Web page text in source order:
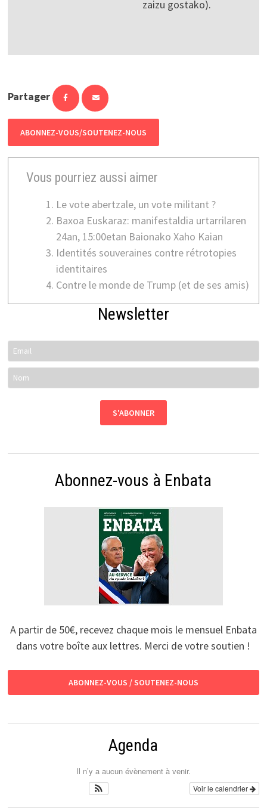
zaizu gostako).
Partager
ABONNEZ-VOUS/SOUTENEZ-NOUS
Vous pourriez aussi aimer
Le vote abertzale, un vote militant ?
Baxoa Euskaraz: manifestaldia urtarrilaren
24an, 15:00etan Baionako Xaho Kaian
Identités souveraines contre rétrotopies
identitaires
Contre le monde de Trump (et de ses amis)
Newsletter
Abonnez-vous à Enbata
A partir de 50€, recevez chaque mois le mensuel Enbata
dans votre boîte aux lettres. Merci de votre soutien !
ABONNEZ-VOUS / SOUTENEZ-NOUS
Agenda
Il n’y a aucun évènement à venir.
Voir le calendrier